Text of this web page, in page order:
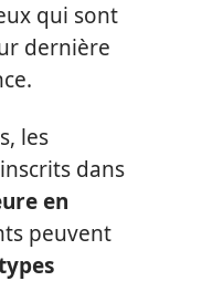
qui sont
dernière
les
dans
en
peuvent